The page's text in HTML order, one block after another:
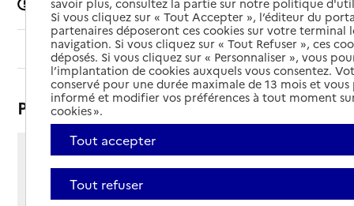
Signaler une erreur
Sommaire
Présentation
20 avenue Eugène Hilarion
37370 - Saint-Christophe-sur-le-Nais
Voir itinéraire
Si vous cliquez sur « Tout Accepter », l’éditeur du
partenaires déposeront ces cookies sur votre terminal
navigation. Si vous cliquez sur « Tout Refuser », ces
déposés. Si vous cliquez sur « Personnaliser », vous
l’implantation de cookies auxquels vous consentez.
conservé pour une durée maximale de 13 mois et
informé et modifier vos préférences à tout moment
cookies ».
Tout accepter
Tout refuser